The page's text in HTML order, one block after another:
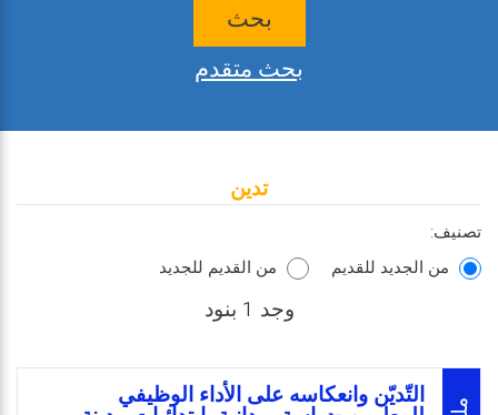
بحث
بحث متقدم
تدين
تصنيف:
من الجديد للقديم
من القديم للجديد
وجد 1 بنود
التّديّن وانعكاسه على الأداء الوظيفي